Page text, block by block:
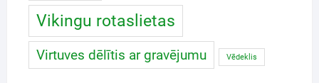
Vikingu rotaslietas
Virtuves dēlītis ar gravējumu Vēdeklis